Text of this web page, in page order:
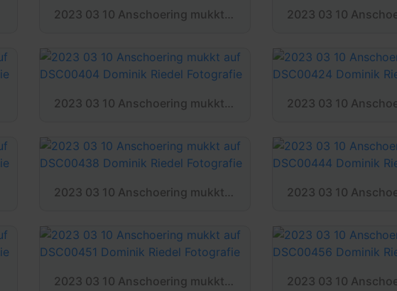
2023 03 10 Anschoering mukkt auf DSC00362 Dominik Riedel Fotografie
2023 03 10 Anschoering mukkt auf DSC00404 Dominik Riedel Fotografie
2023 03 10 Anschoering mukkt auf DSC00438 Dominik Riedel Fotografie
2023 03 10 Anschoering mukkt auf DSC00451 Dominik Riedel Fotografie